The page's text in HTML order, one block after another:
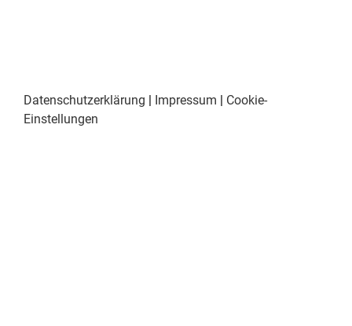
Datenschutzerklärung Impressum
Cookie-
Einstellungen